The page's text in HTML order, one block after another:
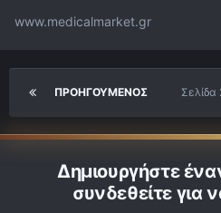
www.medicalmarket.gr
ΠΡΟΗΓΟΎΜΕΝΟΣ Σελίδα
Δημιουργήστε
συνδεθείτε για